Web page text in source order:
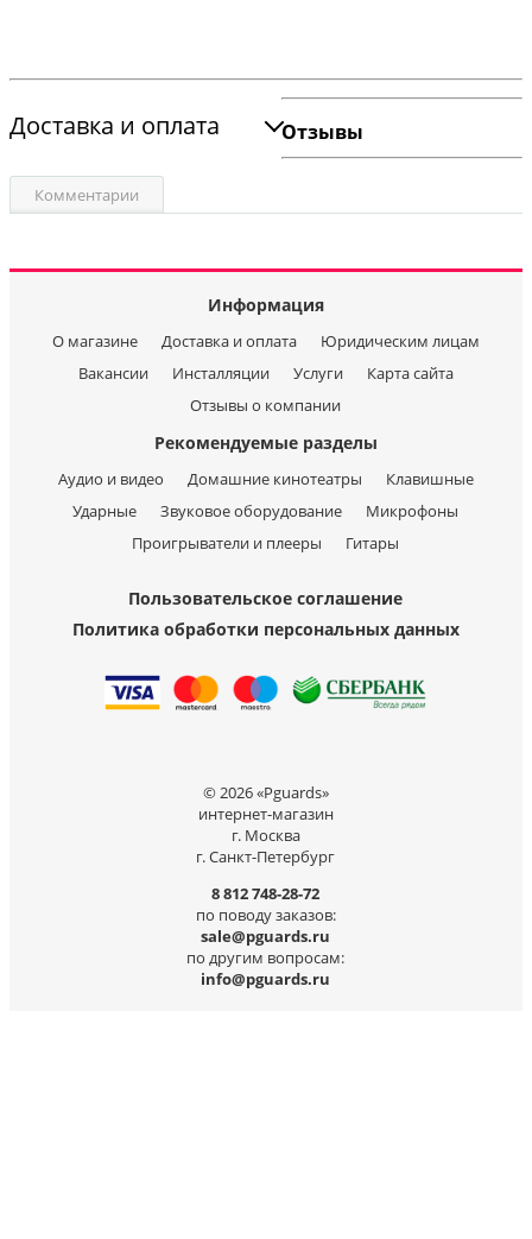
Доставка и оплата Отзывы
Комментарии
Информация
О магазине Доставка и оплата
Юридическим лицам
Вакансии
Инсталляции Услуги
Карта сайта
Отзывы о компании
Рекомендуемые разделы
Аудио и видео Домашние кинотеатры
Клавишные
Ударные
Звуковое оборудование
Микрофоны
Проигрыватели и плееры
Гитары
Пользовательское соглашение
Политика обработки персональных данных
© 2026 «Pguards»
интернет-магазин
г. Москва
г. Санкт-Петербург
8 812 748-28-72
по поводу заказов:
sale@pguards.ru
по другим вопросам:
info@pguards.ru